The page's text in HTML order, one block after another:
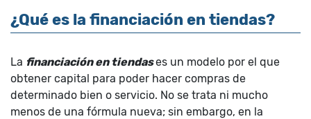
¿Qué es la financiación en tiendas?
La financiación en tiendases un modelo por el que
obtener capital para poder hacer compras de
determinado bien o servicio. No se trata ni mucho
menos de una fórmula nueva; sin embargo, en la